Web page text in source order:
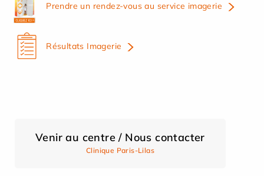
Prendre un rendez-vous au service imagerie
Résultats Imagerie
Venir au centre / Nous contacter
Clinique Paris-Lilas